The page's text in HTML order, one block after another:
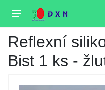
Reflexní
Bist 1 ks -